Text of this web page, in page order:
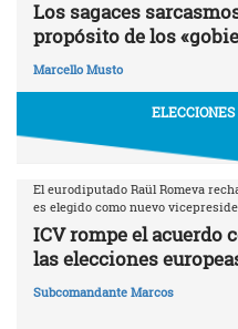
Los sagaces
propósito de los
Marcello Musto
El eurodiputado Raül Romeva
es elegido como nuevo
ICV rompe el acuerdo
las elecciones
Subcomandante Marcos